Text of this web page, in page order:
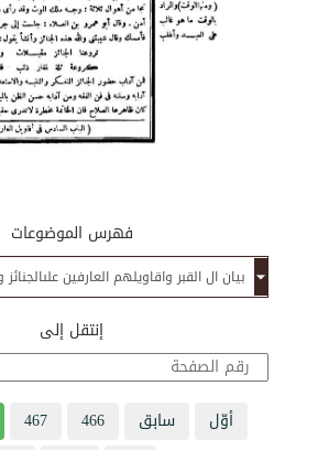
فهرس الموضوعات
إنتقل إلى
أوّل سابق 466
467